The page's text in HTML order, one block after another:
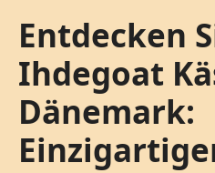
Entdecken
Ihdegoat
Dänemark: